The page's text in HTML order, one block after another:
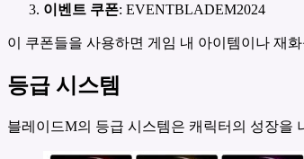
이벤트 쿠폰: EVENTBLADEM2024
이 쿠폰들을 사용하면 게임 내 아이템이나 재
등급 시스템
블레이드M의 등급 시스템은 캐릭터의 성장을